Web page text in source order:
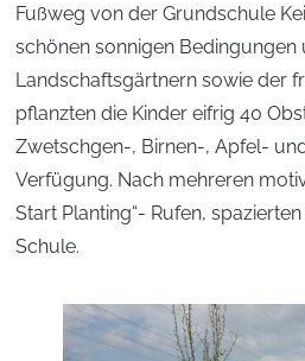
Fußweg von der Grundschule
schönen sonnigen Bedingungen
Landschaftsgärtnern sowie der
pflanzten die Kinder eifrig 40
Zwetschgen-, Birnen-, Apfel-
Verfügung. Nach mehreren
Start Planting“- Rufen,
Schule.